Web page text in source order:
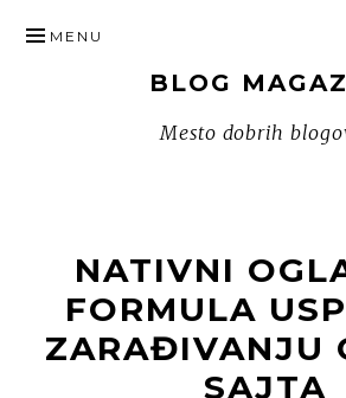
TO
BLOG
Mesto dobrih
MENU
NATIVNI
FORMULA
ZARAĐIVANJU
SAJTA